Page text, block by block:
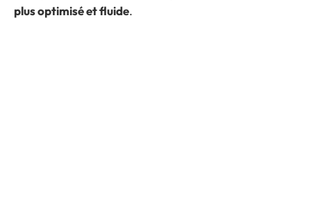
plus optimisé et fluide.